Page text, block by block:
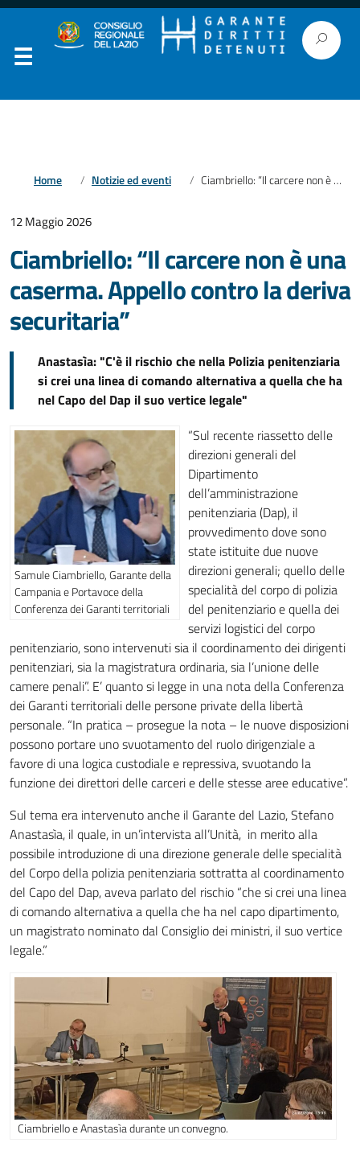
Home Notizie ed eventi Ciambriello: “Il carcere non è una caserma. Appello contro la deriva securitaria”
12 Maggio 2026
Ciambriello: “Il carcere non è una
caserma. Appello contro la deriva
securitaria”
Anastasìa: "C'è il rischio che nella Polizia penitenziaria
si crei una linea di comando alternativa a quella che ha
nel Capo del Dap il suo vertice legale"
Samule Ciambriello, Garante della
Campania e Portavoce della
Conferenza dei Garanti territoriali
“Sul recente riassetto delle
direzioni generali del
Dipartimento
dell’amministrazione
penitenziaria (Dap), il
provvedimento dove sono
state istituite due nuove
direzioni generali; quello delle
specialità del corpo di polizia
del penitenziario e quella dei
servizi logistici del corpo
penitenziario, sono intervenuti sia il coordinamento dei dirigenti
penitenziari, sia la magistratura ordinaria, sia l’unione delle
camere penali”. E’ quanto si legge in una nota della Conferenza
dei Garanti territoriali delle persone private della libertà
personale. “In pratica – prosegue la nota – le nuove disposizioni
possono portare uno svuotamento del ruolo dirigenziale a
favore di una logica custodiale e repressiva, svuotando la
funzione dei direttori delle carceri e delle stesse aree educative”.
Sul tema era intervenuto anche il Garante del Lazio, Stefano
Anastasìa, il quale, in un’intervista all’Unità, in merito alla
possibile introduzione di una direzione generale delle specialità
del Corpo della polizia penitenziaria sottratta al coordinamento
del Capo del Dap, aveva parlato del rischio “che si crei una linea
di comando alternativa a quella che ha nel capo dipartimento,
un magistrato nominato dal Consiglio dei ministri, il suo vertice
legale.”
Ciambriello e Anastasìa durante un convegno.